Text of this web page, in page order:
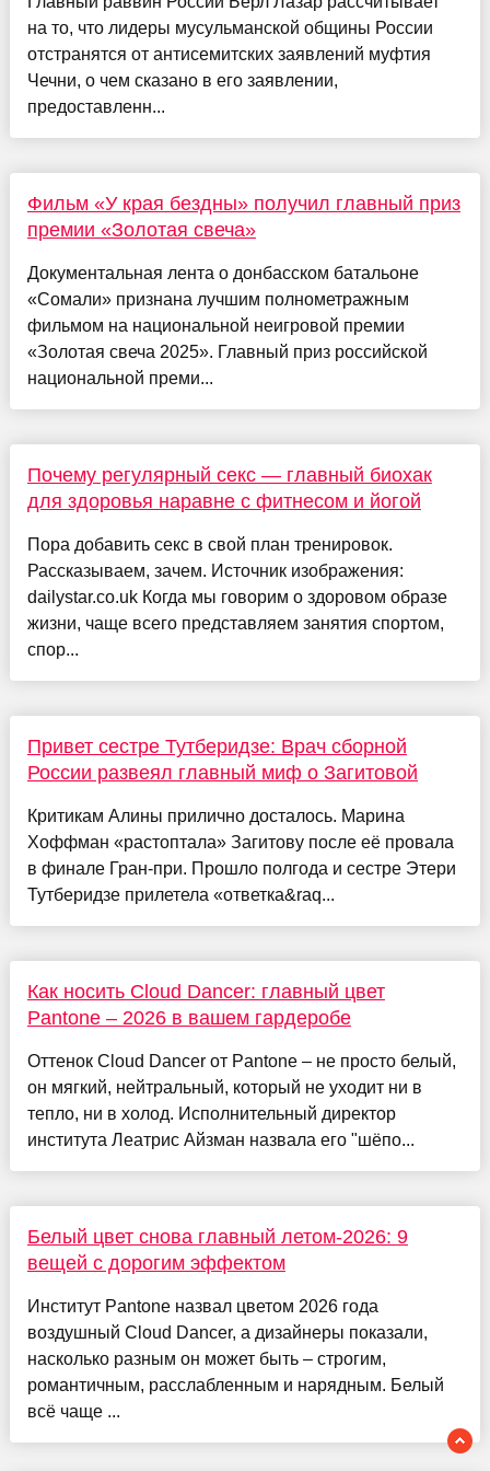
на то, что лидеры мусульманской общины России
отстранятся от антисемитских заявлений муфтия
Чечни, о чем сказано в его заявлении,
предоставленн...
Фильм «У края бездны» получил главный приз
премии «Золотая свеча»
Документальная лента о донбасском батальоне
«Сомали» признана лучшим полнометражным
фильмом на национальной неигровой премии
«Золотая свеча 2025». Главный приз российской
национальной преми...
Почему регулярный секс — главный биохак
для здоровья наравне с фитнесом и йогой
Пора добавить секс в свой план тренировок.
Рассказываем, зачем. Источник изображения:
dailystar.co.uk Когда мы говорим о здоровом образе
жизни, чаще всего представляем занятия спортом,
спор...
Привет сестре Тутберидзе: Врач сборной
России развеял главный миф о Загитовой
Критикам Алины прилично досталось. Марина
Хоффман «растоптала» Загитову после её провала
в финале Гран-при. Прошло полгода и сестре Этери
Тутберидзе прилетела «ответка&raq...
Как носить Cloud Dancer: главный цвет
Pantone – 2026 в вашем гардеробе
Оттенок Cloud Dancer от Pantone – не просто белый,
он мягкий, нейтральный, который не уходит ни в
тепло, ни в холод. Исполнительный директор
института Леатрис Айзман назвала его "шёпо...
Белый цвет снова главный летом-2026: 9
вещей с дорогим эффектом
Институт Pantone назвал цветом 2026 года
воздушный Cloud Dancer, а дизайнеры показали,
насколько разным он может быть – строгим,
романтичным, расслабленным и нарядным. Белый
всё чаще ...